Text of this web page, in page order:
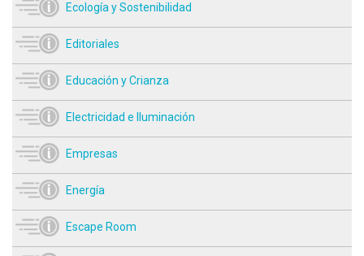
Ecología y Sostenibilidad
Editoriales
Educación y Crianza
Electricidad e Iluminación
Empresas
Energía
Escape Room